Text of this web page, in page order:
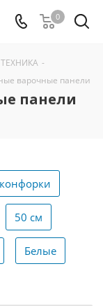
0
-
варочные панели
панели
50 см
Белые